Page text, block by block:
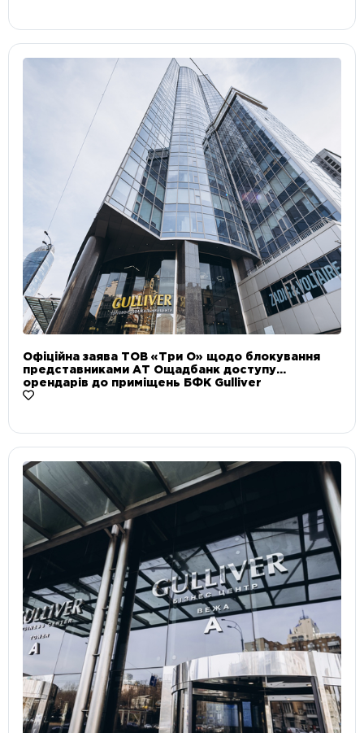
Офіційна заява ТОВ «Три О» щодо блокування
представниками АТ Ощадбанк доступу
орендарів до приміщень БФК Gulliver